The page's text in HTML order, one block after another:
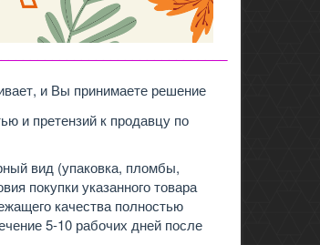
и Вы принимаете решение
и претензий к продавцу по
вид (упаковка, пломбы,
покупки указанного товара
качества полностью
5-10 рабочих дней после